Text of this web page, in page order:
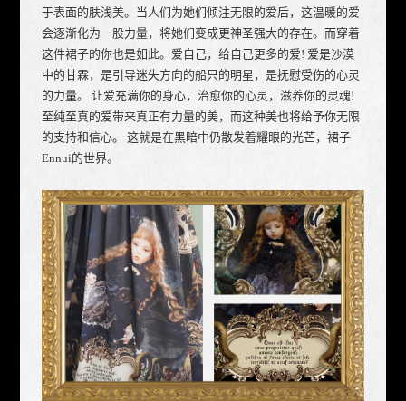
于表面的肤浅美。当人们为她们倾注无限的爱后，这温暖的爱
会逐渐化为一股力量，将她们变成更神圣强大的存在。而穿着
这件裙子的你也是如此。爱自己，给自己更多的爱! 爱是沙漠
中的甘霖，是引导迷失方向的船只的明星，是抚慰受伤的心灵
的力量。 让爱充满你的身心，治愈你的心灵，滋养你的灵魂!
至纯至真的爱带来真正有力量的美，而这种美也将给予你无限
的支持和信心。 这就是在黑暗中仍散发着耀眼的光芒，裙子
Ennui的世界。